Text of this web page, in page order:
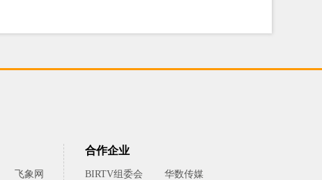
飞象网
合作企业
BIRTV组委会
华数传媒